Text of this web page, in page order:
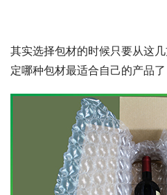
其实选择包材的时候只要从这
定哪种包材最适合自己的产品了